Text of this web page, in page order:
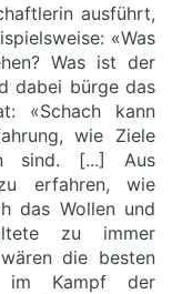
ausführt,
«Was
Was ist der
dabei bürge das
«Schach kann
wie Ziele
sind. [...] Aus
erfahren, wie
das Wollen und
zu immer
die besten
im Kampf der